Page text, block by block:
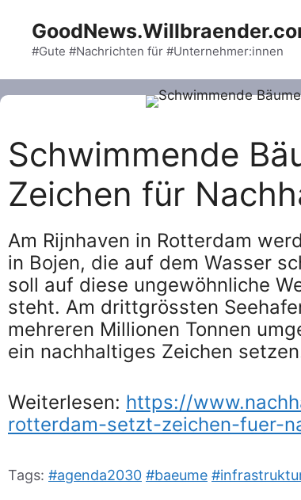
content#Gute #Nachrichten für #Unternehmer:innen
Schwimmende
Zeichen für
Am Rijnhaven in Rotterdam
in Bojen, die auf dem Wasser
soll auf diese ungewöhnliche
steht. Am drittgrössten
mehreren Millionen Tonnen
ein nachhaltiges Zeichen
Weiterlesen: https://
rotterdam-setzt-zeichen-fuer-
Tags: #agenda2030 #baeume